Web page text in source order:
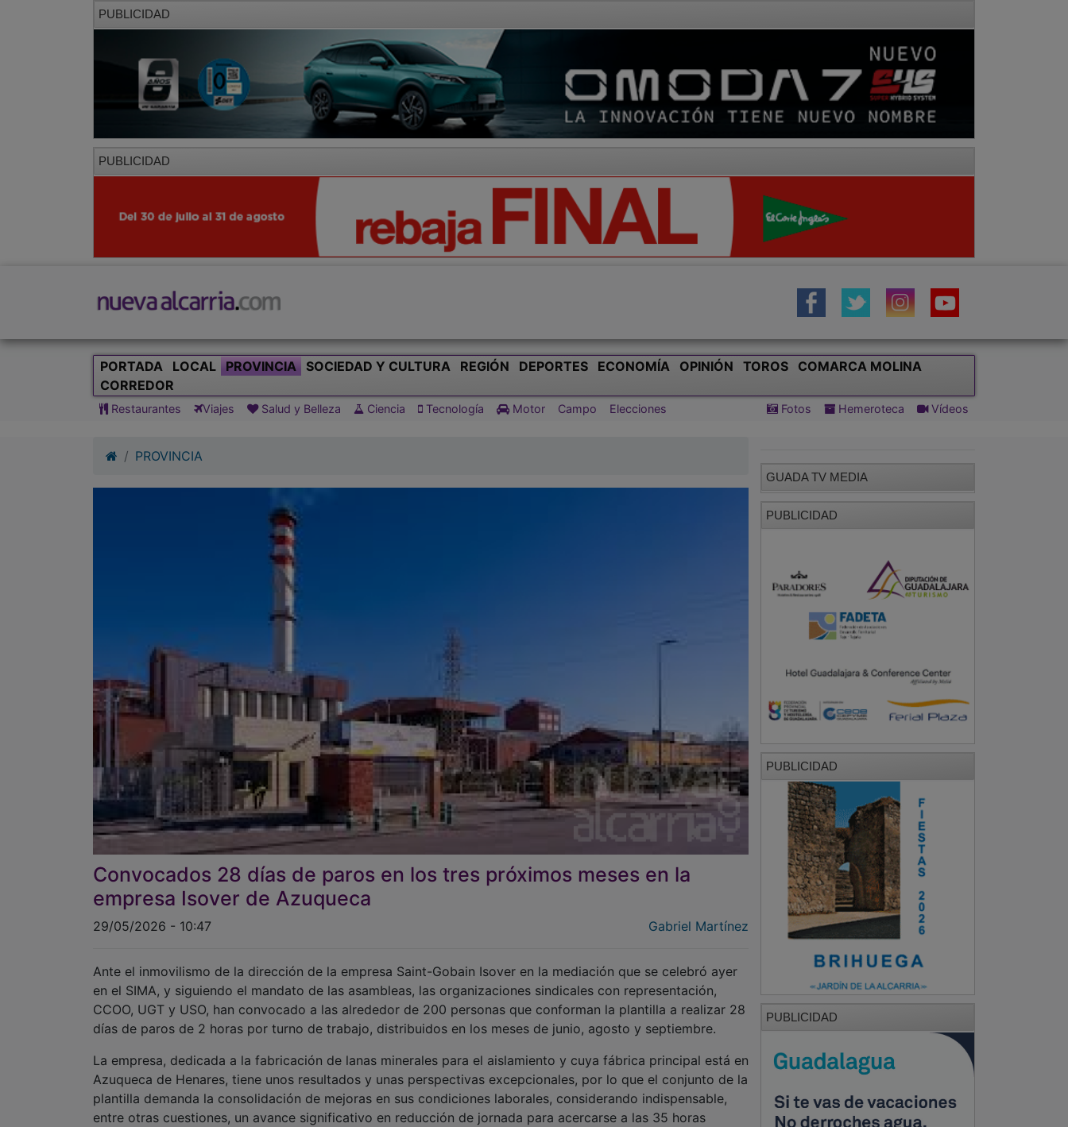
PUBLICIDAD
PUBLICIDAD
PORTADA LOCAL PROVINCIA SOCIEDAD Y CULTURA REGIÓN DEPORTES ECONOMÍA OPINIÓN TOROS
COMARCA MOLINA
CORREDOR
Restaurantes Viajes Salud y Belleza Ciencia Tecnología Motor Campo Elecciones Fotos Hemeroteca Vídeos
PROVINCIA
Convocados 28 días de paros en los tres próximos meses en la
empresa Isover de Azuqueca
29/05/2026 - 10:47 Gabriel Martínez
Ante el inmovilismo de la dirección de la empresa Saint-Gobain Isover en la mediación que se celebró ayer
en el SIMA, y siguiendo el mandato de las asambleas, las organizaciones sindicales con representación,
CCOO, UGT y USO, han convocado a las alrededor de 200 personas que conforman la plantilla a realizar 28
días de paros de 2 horas por turno de trabajo, distribuidos en los meses de junio, agosto y septiembre.
La empresa, dedicada a la fabricación de lanas minerales para el aislamiento y cuya fábrica principal está en
Azuqueca de Henares, tiene unos resultados y unas perspectivas excepcionales, por lo que el conjunto de la
plantilla demanda la consolidación de mejoras en sus condiciones laborales, considerando indispensable,
entre otras cuestiones, un avance significativo en reducción de jornada para acercarse a las 35 horas
GUADA TV MEDIA
PUBLICIDAD
PUBLICIDAD
PUBLICIDAD